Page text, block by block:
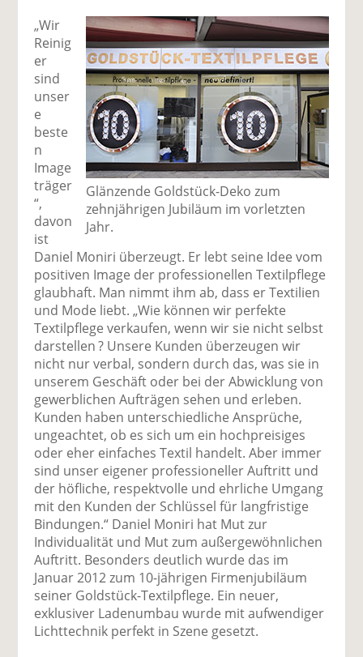
Glänzende Goldstück-Deko zum
zehnjährigen Jubiläum im vorletzten
Jahr.
„Wir
Reinig
er
sind
unser
e
beste
n
Image
träger
“,
davon
ist
Daniel Moniri überzeugt. Er lebt seine Idee vom
positiven Image der professionellen Textilpflege
glaubhaft. Man nimmt ihm ab, dass er Textilien
und Mode liebt. „Wie können wir perfekte
Textilpflege verkaufen, wenn wir sie nicht selbst
darstellen ? Unsere Kunden überzeugen wir
nicht nur verbal, sondern durch das, was sie in
unserem Geschäft oder bei der Abwicklung von
gewerblichen Aufträgen sehen und erleben.
Kunden haben unterschiedliche Ansprüche,
ungeachtet, ob es sich um ein hochpreisiges
oder eher einfaches Textil handelt. Aber immer
sind unser eigener professioneller Auftritt und
der höfliche, respektvolle und ehrliche Umgang
mit den Kunden der Schlüssel für langfristige
Bindungen.“ Daniel Moniri hat Mut zur
Individualität und Mut zum außergewöhnlichen
Auftritt. Besonders deutlich wurde das im
Januar 2012 zum 10-jährigen Firmenjubiläum
seiner Goldstück-Textilpflege. Ein neuer,
exklusiver Ladenumbau wurde mit aufwendiger
Lichttechnik perfekt in Szene gesetzt.